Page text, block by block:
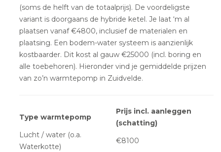
(soms de helft van de totaalprijs). De voordeligste
variant is doorgaans de hybride ketel. Je laat ‘m al
plaatsen vanaf €4800, inclusief de materialen en
plaatsing. Een bodem-water systeem is aanzienlijk
kostbaarder. Dit kost al gauw €25000 (incl. boring en
alle toebehoren). Hieronder vind je gemiddelde prijzen
van zo’n warmtepomp in Zuidvelde.
Type warmtepomp
Prijs incl. aanleggen
(schatting)
Lucht / water (o.a.
Waterkotte)
€8100